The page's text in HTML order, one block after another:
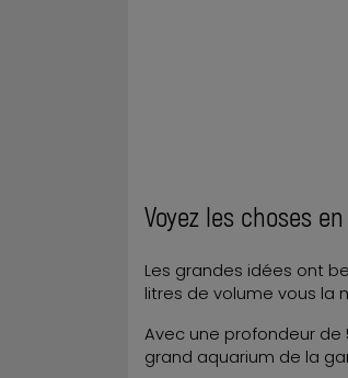
Voyez les choses en
Les grandes idées ont
litres de volume vous la
Avec une profondeur de
grand aquarium de la